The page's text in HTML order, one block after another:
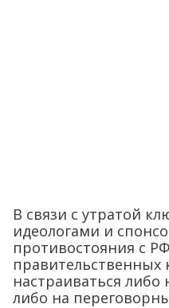
В связи с утратой
идеологами и
противостояния с
правительственных
настраиваться
либо на